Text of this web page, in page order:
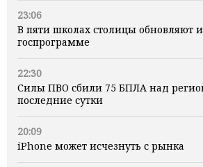
23:06
В пяти школах столицы обновляют
госпрограмме
22:30
Силы ПВО сбили 75 БПЛА над
последние сутки
20:09
iPhone может исчезнуть с рынка